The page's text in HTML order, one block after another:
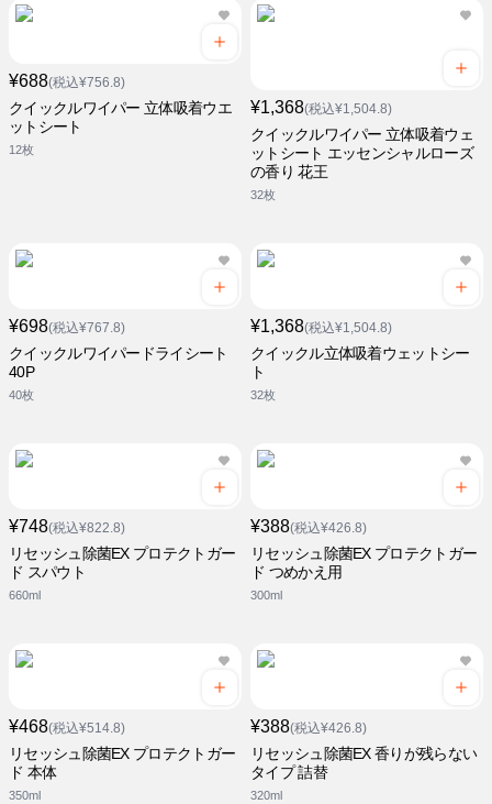
¥688(税込¥756.8)
クイックルワイパー 立体吸着ウエ
ットシート
12枚
¥1,368(税込¥1,504.8)
クイックルワイパー 立体吸着ウェ
ットシート エッセンシャルローズ
の香り 花王
32枚
¥698(税込¥767.8)
クイックルワイパードライシート
40P
40枚
¥1,368(税込¥1,504.8)
クイックル立体吸着ウェットシー
ト
32枚
¥748(税込¥822.8)
リセッシュ除菌EX プロテクトガー
ド スパウト
660ml
¥388(税込¥426.8)
リセッシュ除菌EX プロテクトガー
ド つめかえ用
300ml
¥468(税込¥514.8)
リセッシュ除菌EX プロテクトガー
ド 本体
350ml
¥388(税込¥426.8)
リセッシュ除菌EX 香りが残らない
タイプ 詰替
320ml